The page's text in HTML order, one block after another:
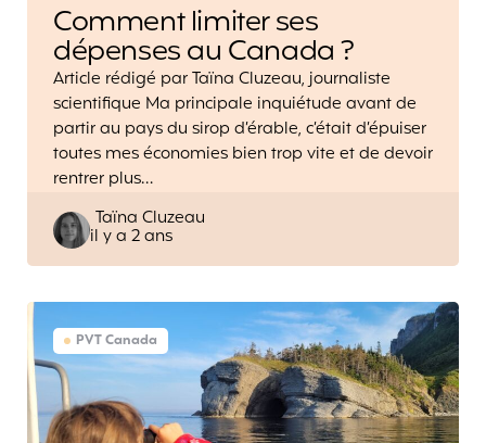
Comment limiter ses
dépenses au Canada ?
Article rédigé par Taïna Cluzeau, journaliste
scientifique Ma principale inquiétude avant de
partir au pays du sirop d’érable, c’était d’épuiser
toutes mes économies bien trop vite et de devoir
rentrer plus…
Posted
by
Taïna Cluzeau
il y a 2 ans
PVT Canada